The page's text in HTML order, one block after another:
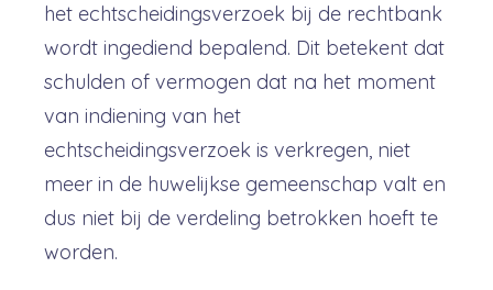
het echtscheidingsverzoek bij de rechtbank
wordt ingediend bepalend. Dit betekent dat
schulden of vermogen dat na het moment
van indiening van het
echtscheidingsverzoek is verkregen, niet
meer in de huwelijkse gemeenschap valt en
dus niet bij de verdeling betrokken hoeft te
worden.